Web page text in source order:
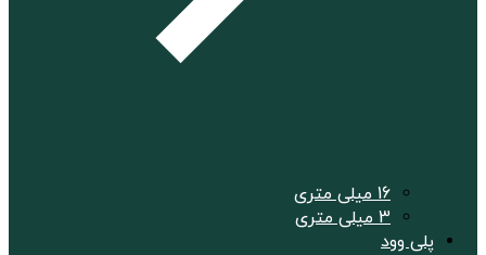
16 میلی متری
3 میلی متری
پلی وود